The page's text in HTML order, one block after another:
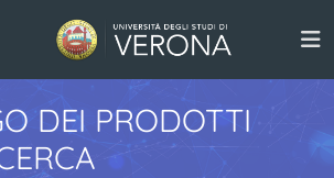
DEI PRODOTTI